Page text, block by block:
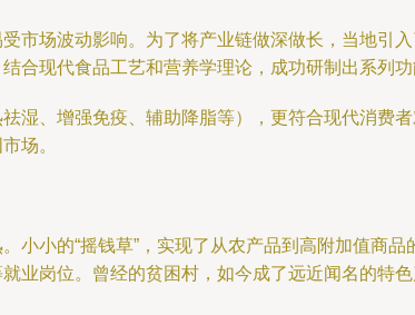
市场波动影响。为了将产业链做深做长，当地引
合现代食品工艺和营养学理论，成功研制出系列功
湿、增强免疫、辅助降脂等），更符合现代消费
场。
小小的“摇钱草”，实现了从农产品到高附加值商
业岗位。曾经的贫困村，如今成了远近闻名的特